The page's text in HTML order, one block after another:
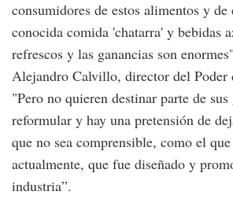
consumidores de estos alimentos y de
conocida comida 'chatarra' y bebidas
refrescos y las ganancias son
Alejandro Calvillo, director del Poder
"Pero no quieren destinar parte de sus
reformular y hay una pretensión de
que no sea comprensible, como el
actualmente, que fue diseñado y
industria”.